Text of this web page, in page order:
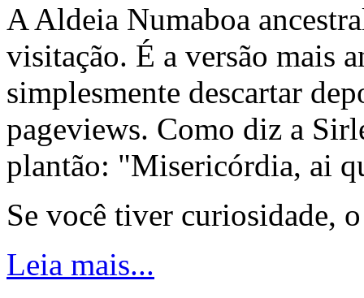
A Aldeia Numaboa
visitação. É a versão mais
simplesmente descartar
pageviews. Como diz a
plantão: "Misericórdia, ai
Se você tiver curiosidade,
Leia mais...